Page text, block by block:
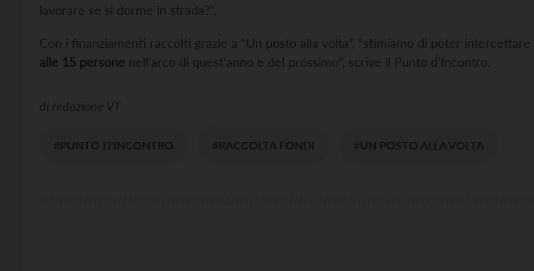
lavorare se si dorme in strada?”.
Con i finanziamenti raccolti grazie a “Un posto alla volta”, “stimiamo di poter intercettare
alle 15 persone nell’arco di quest’anno e del prossimo”, scrive il Punto d’Incontro.
di redazione VT
#PUNTO D'INCONTRO #RACCOLTA FONDI #UN POSTO ALLA VOLTA